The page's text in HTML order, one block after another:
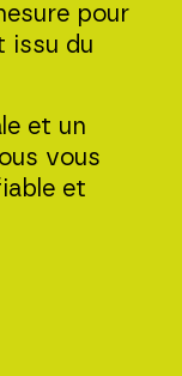
pour
issu du
et un
vous
et